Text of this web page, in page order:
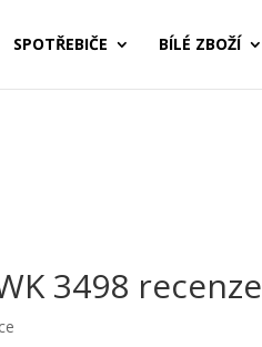
SPOTŘEBIČE BÍLÉ ZBOŽÍ
3498 recenze